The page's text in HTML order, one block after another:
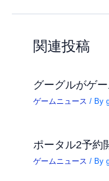
関連投稿
グーグルがゲ
ゲームニュース / By
ポータル2予約
ゲームニュース / By